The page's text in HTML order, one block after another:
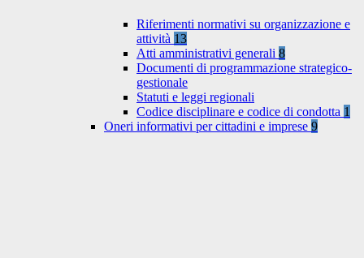
Riferimenti normativi su organizzazione e
attività 13
Atti amministrativi generali 8
Documenti di programmazione strategico-
gestionale
Statuti e leggi regionali
Codice disciplinare e codice di condotta 1
Oneri informativi per cittadini e imprese 9